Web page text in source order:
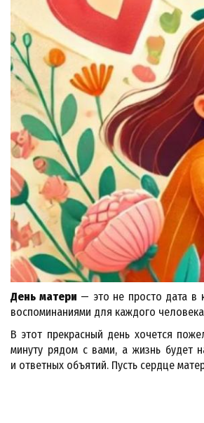
День матери — это не просто дата в
воспоминаниями для каждого
В этот прекрасный день хочется
минуту рядом с вами, а жизнь будет
и ответных объятий. Пусть сердце